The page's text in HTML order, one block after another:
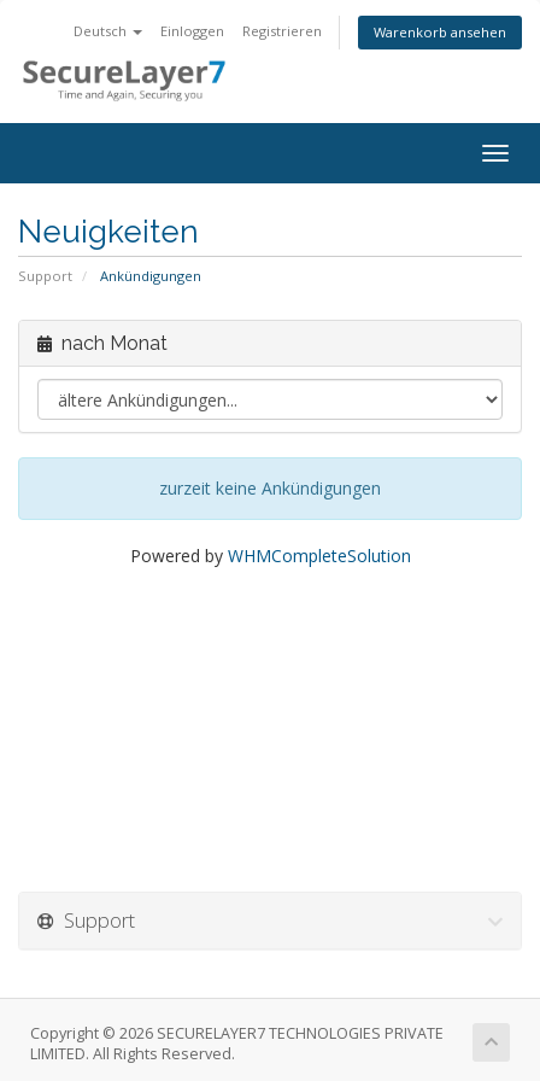
Deutsch Einloggen Registrieren Warenkorb ansehen
Neuigkeiten
Support Ankündigungen
nach Monat
zurzeit keine Ankündigungen
Powered by WHMCompleteSolution
Support
Copyright © 2026 SECURELAYER7 TECHNOLOGIES PRIVATE
LIMITED. All Rights Reserved.